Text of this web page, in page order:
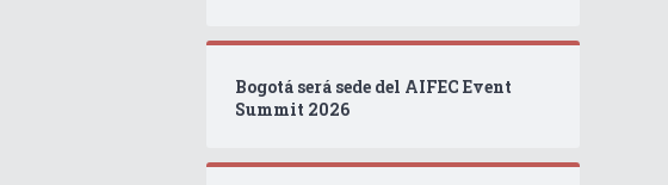
Bogotá será sede del AIFEC Event
Summit 2026